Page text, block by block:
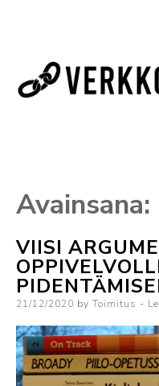
Kahle
Avainsana:
VIISI
Posted
21/12/2020 by Toimitus